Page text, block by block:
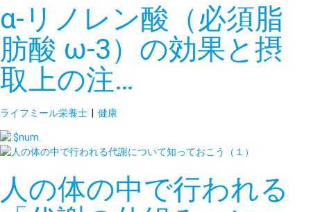
α-リノレン酸（必須脂
肪酸 ω-3）の効果と摂
取上の注…
ライフミール栄養士 | 健康
人の体の中で行われる